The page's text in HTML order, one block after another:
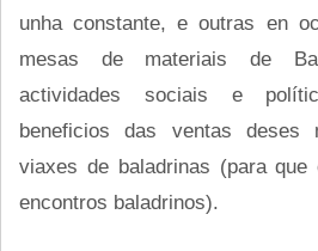
unha constante, e outras en
mesas de materiais de
actividades sociais e
beneficios das ventas deses
viaxes de baladrinas (para que
encontros baladrinos).